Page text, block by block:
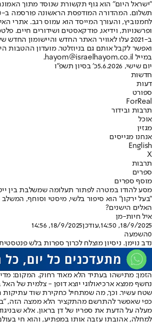
"ישראל היום" הוא גוף תקשורת שנוסד מתוך
ופרשנויות, וידיאו, פודקאסטים ושידורים חיים.
ב-2021 עלו לאוויר האתר החדש והיישומון
ואפשר לקבל אותם גם בניוזלטר. מועדון ההטבות
במייל hayom@israelhayom.co.il.
יום שישי, 5.6.2026
כ' בסיון תשפ"ו
חדשות
דעות
ספורט
ForReal
תרבות ובידור
אוכל
מגזין
אנחנו מגייסים
English
X
תרבות
ספרים
מוסף ספרים
מסע להודו במטרה לפתור תעלומה שמשלבת בין
"בעל ירקון" הוא סיפור בלשי, מיסטי וסוחף,
האלים הישנים?
איל חיות-מן
18/9/2025, 14:50
,עודכן18/9/2025, 14:56
0השמעה
נדב נוימן. ניסיון מוצלח לכרוך ספרות בלש
הזמן: מתישהו בעתיד הלא מאוד רחוק. המקום:
נחשף ממצא ארכיאולוגי יוצא דופן - צלמית של
שטח עשיר. וכך, מה שמתחיל כחקירת שוד עתיקות
כפי שאפשר להתרשם מהתקציר הלא ממצה הזה, "בעל
מעלה על הדעת את ספריו של דן בראון. אלא
למחלה, אהובתו עזבה אותו במפתיע, והוא חי